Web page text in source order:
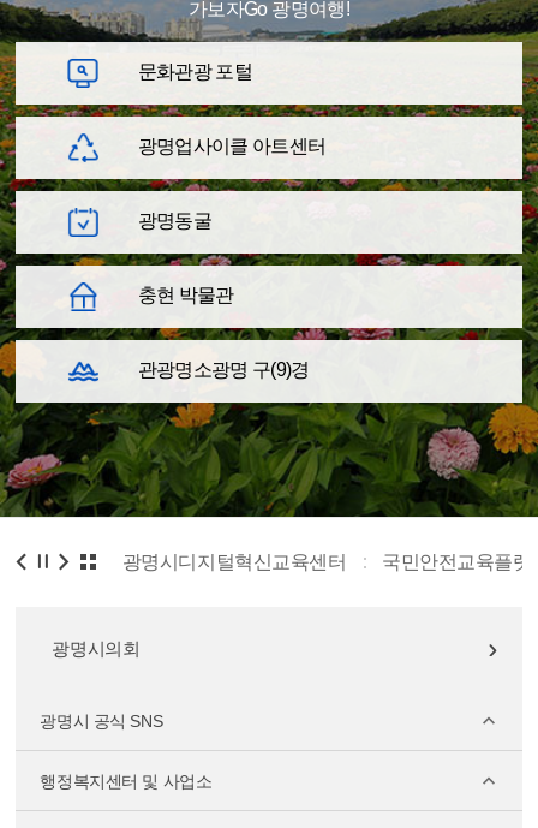
가보자Go 광명여행!
문화관광 포털
광명업사이클 아트센터
광명동굴
충현 박물관
관광명소광명 구(9)경
합플랫폼 광명시디지털혁신교육센터 국민안전교육플랫
광명시의회
광명시 공식 SNS
행정복지센터 및 사업소